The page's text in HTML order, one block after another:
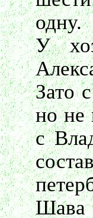
одну.
У
Зато
но не
с
Шава